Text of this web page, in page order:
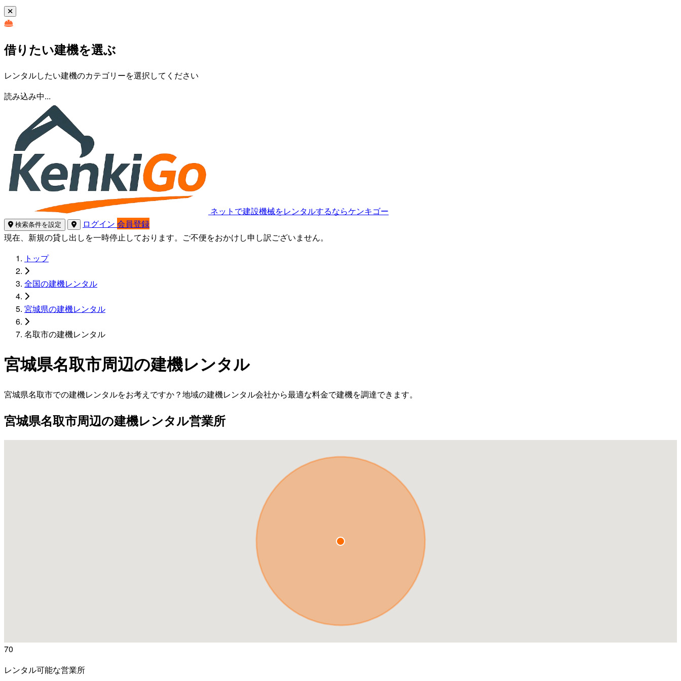
借りたい建機を選ぶ
レンタルしたい建機のカテゴリーを選択してください
読み込み中...
ネットで建設機械をレンタルするならケンキゴー
検索条件を設定 ログイン 会員登録
現在、新規の貸し出しを一時停止しております。ご不便をおかけし申し訳ございません。
トップ
全国の建機レンタル
宮城県の建機レンタル
名取市の建機レンタル
宮城県名取市周辺の建機レンタル
宮城県名取市での建機レンタルをお考えですか？地域の建機レンタル会社から最適な料金で建機を調達できます。
宮城県名取市周辺の建機レンタル営業所
70
レンタル可能な営業所